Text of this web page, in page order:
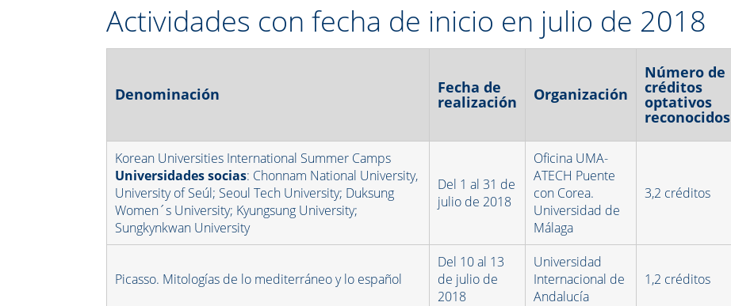
Actividades con fecha de inicio en julio de 2018
Denominación Fecha de
realización Organización
Número de
créditos
optativos
reconocidos
Korean Universities International Summer Camps
Universidades socias: Chonnam National University,
University of Seúl; Seoul Tech University; Duksung
Women´s University; Kyungsung University;
Sungkynkwan University
Del 1 al 31 de
julio de 2018
Oficina UMA-
ATECH Puente
con Corea.
Universidad de
Málaga
3,2 créditos
Picasso. Mitologías de lo mediterráneo y lo español
Del 10 al 13
de julio de
2018
Universidad
Internacional de
Andalucía
1,2 créditos